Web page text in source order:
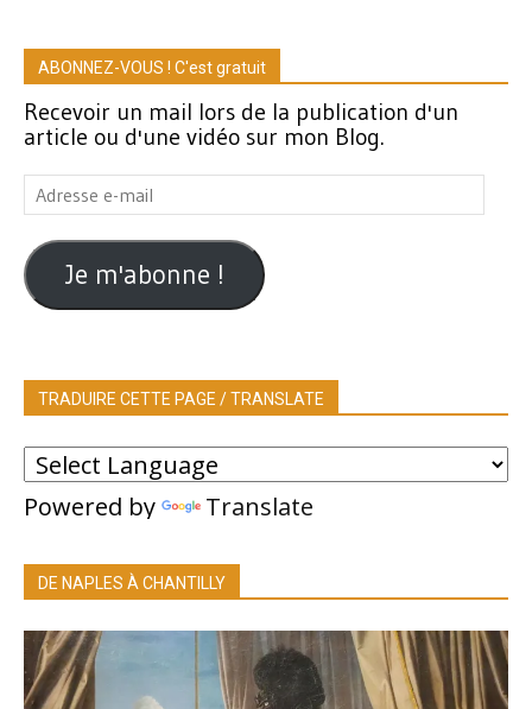
ABONNEZ-VOUS ! C'est gratuit
Recevoir un mail lors de la publication d'un
article ou d'une vidéo sur mon Blog.
Adresse
e-
mail
Je m'abonne !
TRADUIRE CETTE PAGE / TRANSLATE
Powered by Translate
DE NAPLES À CHANTILLY